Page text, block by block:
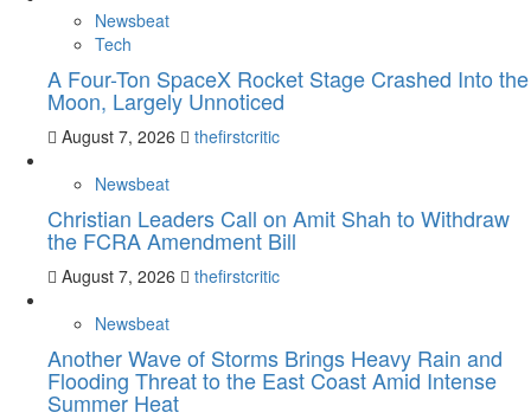
Newsbeat
Tech
A Four-Ton SpaceX Rocket Stage Crashed Into the
Moon, Largely Unnoticed
August 7, 2026
thefirstcritic
Newsbeat
Christian Leaders Call on Amit Shah to Withdraw
the FCRA Amendment Bill
August 7, 2026
thefirstcritic
Newsbeat
Another Wave of Storms Brings Heavy Rain and
Flooding Threat to the East Coast Amid Intense
Summer Heat